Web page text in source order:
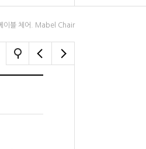
이블 체어. Mabel Chair